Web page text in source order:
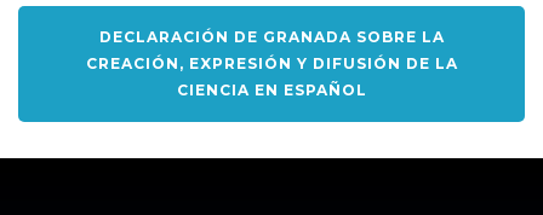
DECLARACIÓN DE GRANADA SOBRE LA
CREACIÓN, EXPRESIÓN Y DIFUSIÓN DE LA
CIENCIA EN ESPAÑOL